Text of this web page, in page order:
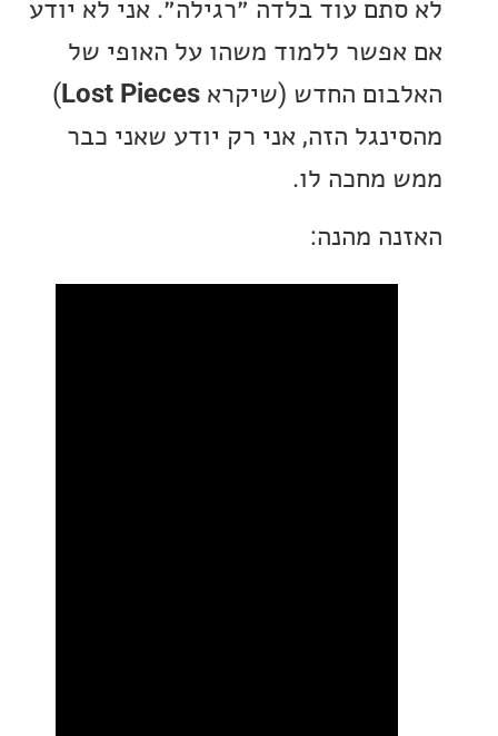
עוד בלדה ״רגילה״. אני לא יודע
ללמוד משהו על האופי של
החדש (שיקראLost Pieces
)
הזה, אני רק יודע שאני כבר
לו.
מהנה: